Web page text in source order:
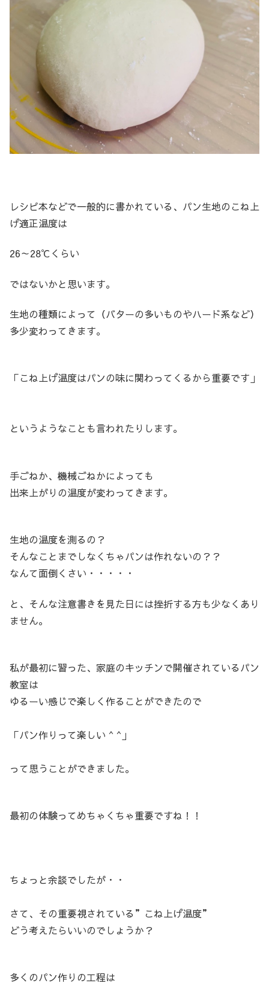
レシピ本などで一般的に書かれている、パン生地のこね上
げ適正温度は
26～28℃くらい
ではないかと思います。
生地の種類によって（バターの多いものやハード系など）
多少変わってきます。
「こね上げ温度はパンの味に関わってくるから重要です」
というようなことも言われたりします。
手ごねか、機械ごねかによっても
出来上がりの温度が変わってきます。
生地の温度を測るの？
そんなことまでしなくちゃパンは作れないの？？
なんて面倒くさい・・・・・
と、そんな注意書きを見た日には挫折する方も少なくあり
ません。
私が最初に習った、家庭のキッチンで開催されているパン
教室は
ゆるーい感じで楽しく作ることができたので
「パン作りって楽しい ^ ^」
って思うことができました。
最初の体験ってめちゃくちゃ重要ですね！！
ちょっと余談でしたが・・
さて、その重要視されている”こね上げ温度”
どう考えたらいいのでしょうか？
多くのパン作りの工程は